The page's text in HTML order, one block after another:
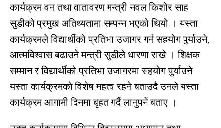
कार्यक्रम वन तथा वातावरण मन्त्री नवल किशोर साह
सुडीको प्रमुख अतिथ्यतामा सम्पन्न भएको थियो । यस्ता
कार्यक्रमले विद्यार्थीको प्रतिभा उजागर गर्न सहयोग पुर्याउने,
आत्मविश्वास बढाउने मन्त्री सुडीले धारणा राखे । शिक्षक
सम्मान र विद्यार्थीको प्रतिभा उजागरमा सहयोग पुर्याउने
यस्ता कार्यक्रमको विशेष महत्व रहने बताउदै उनले यस्ता
कार्यक्रम आगामी दिनमा बृहत गर्दै लानुपर्ने बताए ।